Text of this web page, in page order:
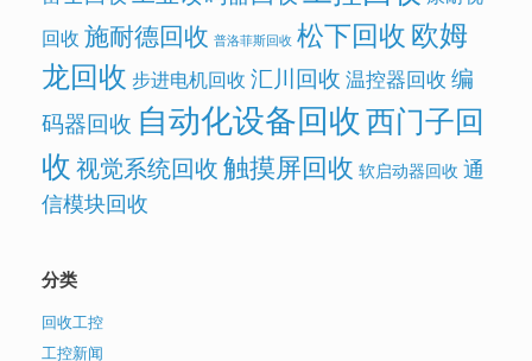
回收 施耐德回收 普洛菲斯回收 松下回收欧姆
龙回收 步进电机回收 汇川回收 温控器回收 编
码器回收 自动化设备回收西门子回
收视觉系统回收触摸屏回收 软启动器回收 通
信模块回收
分类
回收工控
工控新闻